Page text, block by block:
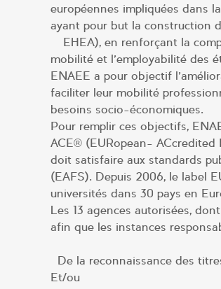
européennes impliquées dans
ayant pour but la construction
– EHEA), en renforçant la
mobilité et l’employabilité des
ENAEE a pour objectif
faciliter leur mobilité
besoins socio-économiques.
Pour remplir ces objectifs,
ACE® (EURopean- ACcredited
doit satisfaire aux standards
(EAFS). Depuis 2006, le label
universités dans 30 pays en
Les 13 agences autorisées,
afin que les instances
De la reconnaissance des
Et/ou